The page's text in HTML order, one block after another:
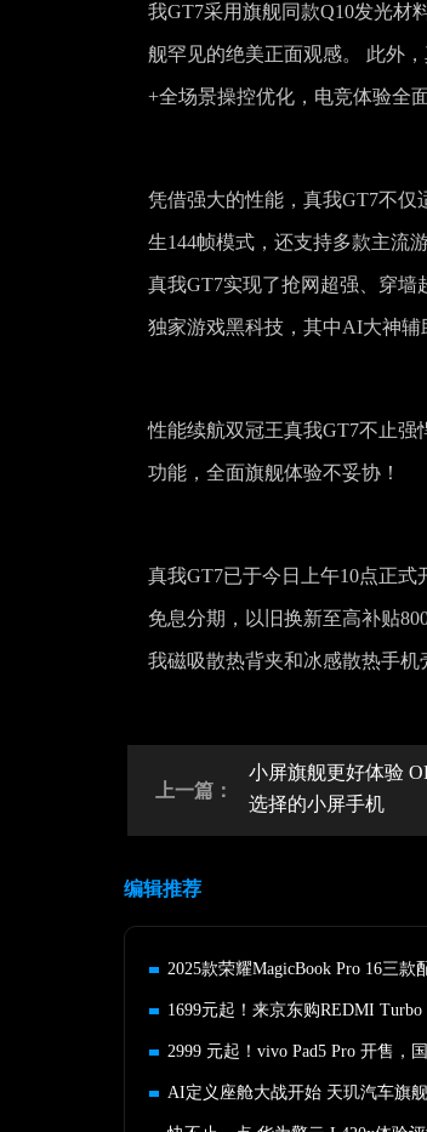
我GT7采用旗舰同款Q10发光材
舰罕见的绝美正面观感。 此外
+全场景操控优化，电竞体验全面
凭借强大的性能，真我GT7不
生144帧模式，还支持多款主流
真我GT7实现了抢网超强、穿
独家游戏黑科技，其中AI大神辅
性能续航双冠王真我GT7不止强
功能，全面旗舰体验不妥协！
真我GT7已于今日上午10点正式
免息分期，以旧换新至高补贴
我磁吸散热背夹和冰感散热手机
上一篇：
小屏旗舰更好体验
选择的小屏手机
编辑推荐
2025款荣耀MagicBook Pro 16三
1699元起！来京东购REDMI
2999 元起！vivo Pad5 Pro 开售，
AI定义座舱大战开始 天玑汽车旗